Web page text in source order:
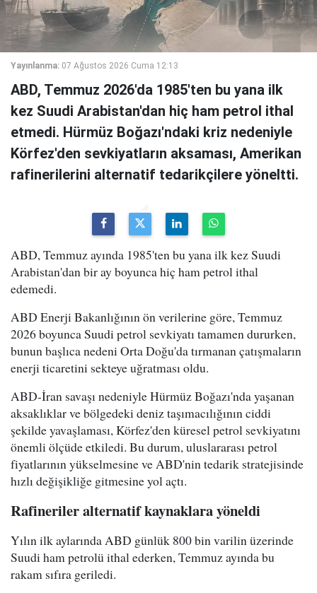
Yayınlanma: 07 Ağustos 2026 Cuma 12:13
ABD, Temmuz 2026'da 1985'ten bu yana ilk
kez Suudi Arabistan'dan hiç ham petrol ithal
etmedi. Hürmüz Boğazı'ndaki kriz nedeniyle
Körfez'den sevkiyatların aksaması, Amerikan
rafinerilerini alternatif tedarikçilere yöneltti.
ABD, Temmuz ayında 1985'ten bu yana ilk kez Suudi
Arabistan'dan bir ay boyunca hiç ham petrol ithal
edemedi.
ABD Enerji Bakanlığının ön verilerine göre, Temmuz
2026 boyunca Suudi petrol sevkiyatı tamamen dururken,
bunun başlıca nedeni Orta Doğu'da tırmanan çatışmaların
enerji ticaretini sekteye uğratması oldu.
ABD-İran savaşı nedeniyle Hürmüz Boğazı'nda yaşanan
aksaklıklar ve bölgedeki deniz taşımacılığının ciddi
şekilde yavaşlaması, Körfez'den küresel petrol sevkiyatını
önemli ölçüde etkiledi. Bu durum, uluslararası petrol
fiyatlarının yükselmesine ve ABD'nin tedarik stratejisinde
hızlı değişikliğe gitmesine yol açtı.
Rafineriler alternatif kaynaklara yöneldi
Yılın ilk aylarında ABD günlük 800 bin varilin üzerinde
Suudi ham petrolü ithal ederken, Temmuz ayında bu
rakam sıfıra geriledi.